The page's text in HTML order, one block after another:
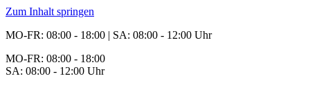
Zum Inhalt springen
MO-FR: 08:00 - 18:00 | SA: 08:00 - 12:00 Uhr
MO-FR: 08:00 - 18:00
SA: 08:00 - 12:00 Uhr